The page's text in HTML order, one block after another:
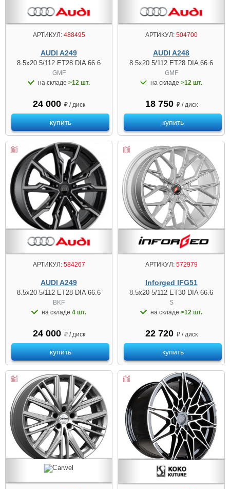
АРТИКУЛ:488495
AUDI A249
8.5x20 5/112 ET28 DIA 66.6
GMF
на складе >12 шт.
24 000 ₽ / диск
купить
АРТИКУЛ:504700
AUDI A248
8.5x20 5/112 ET28 DIA 66.6
GMF
на складе >12 шт.
18 750 ₽ / диск
купить
АРТИКУЛ:584267
AUDI A249
8.5x20 5/112 ET28 DIA 66.6
BKF
на складе 4 шт.
24 000 ₽ / диск
купить
АРТИКУЛ:572979
Inforged IFG51
8.5x20 5/112 ET30 DIA 66.6
S
на складе >12 шт.
22 720 ₽ / диск
купить